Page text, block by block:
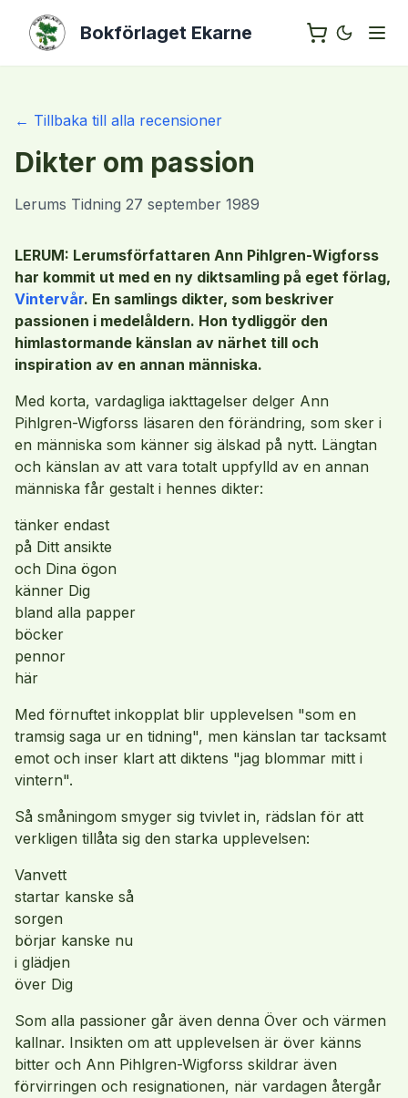
Bokförlaget Ekarne
← Tillbaka till alla recensioner
Dikter om passion
Lerums Tidning 27 september 1989
LERUM: Lerumsförfattaren Ann Pihlgren-Wigforss
har kommit ut med en ny diktsamling på eget förlag,
Vintervår. En samlings dikter, som beskriver
passionen i medelåldern. Hon tydliggör den
himlastormande känslan av närhet till och
inspiration av en annan människa.
Med korta, vardagliga iakttagelser delger Ann
Pihlgren-Wigforss läsaren den förändring, som sker i
en människa som känner sig älskad på nytt. Längtan
och känslan av att vara totalt uppfylld av en annan
människa får gestalt i hennes dikter:
tänker endast
på Ditt ansikte
och Dina ögon
känner Dig
bland alla papper
böcker
pennor
här
Med förnuftet inkopplat blir upplevelsen "som en
tramsig saga ur en tidning", men känslan tar tacksamt
emot och inser klart att diktens "jag blommar mitt i
vintern".
Så småningom smyger sig tvivlet in, rädslan för att
verkligen tillåta sig den starka upplevelsen:
Vanvett
startar kanske så
sorgen
börjar kanske nu
i glädjen
över Dig
Som alla passioner går även denna Över och värmen
kallnar. Insikten om att upplevelsen är över känns
bitter och Ann Pihlgren-Wigforss skildrar även
förvirringen och resignationen, när vardagen återgår